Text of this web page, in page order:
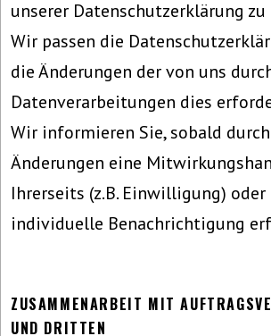
unserer Datenschutzerklärung
Wir passen die
die Änderungen der von uns
Datenverarbeitungen dies
Wir informieren Sie, sobald
Änderungen eine
Ihrerseits (z.B. Einwilligung)
individuelle Benachrichtigung
ZUSAMMENARBEIT MIT
UND DRITTEN